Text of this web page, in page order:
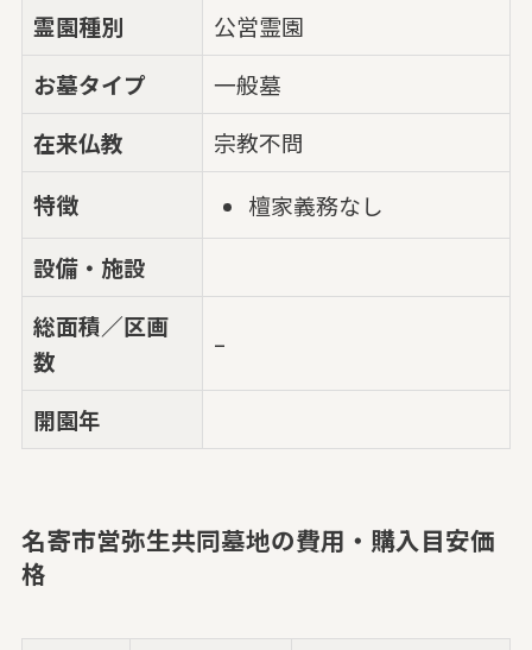
霊園種別
公営霊園
お墓タイプ
一般墓
在来仏教
宗教不問
特徴
檀家義務なし
設備・施設
総面積／区画
数
–
開園年
名寄市営弥生共同墓地の費用・購入目安価
格